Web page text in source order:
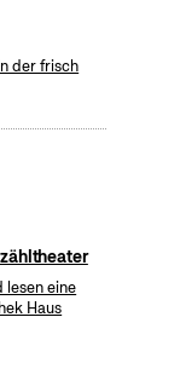
der frisch
lesen eine
Haus